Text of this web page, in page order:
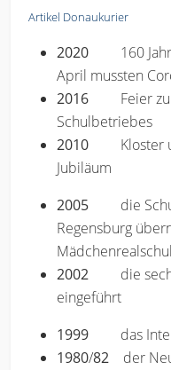
Artikel Donaukurier
2020
160
April mussten
2016 Feier
Schulbetriebes
2010 Kloster
Jubiläum
2005 die
Regensburg
2002 die
eingeführt
1999 das
1980/82 der